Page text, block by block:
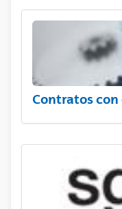
Contratos